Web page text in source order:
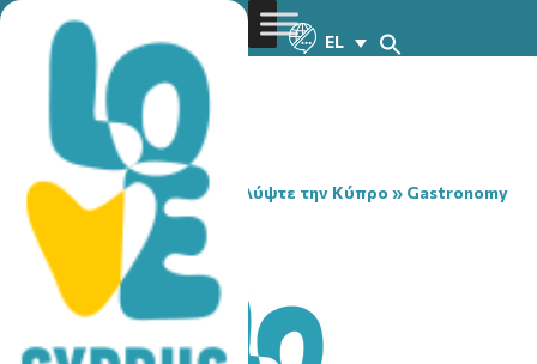
EL
You are here:Home» Ανακαλύψτε την Κύπρο » Gastronomy
» BALOO
BALOO